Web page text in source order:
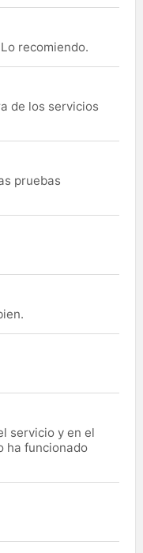
recomiendo.
de los servicios
pruebas
servicio y en el
ha funcionado